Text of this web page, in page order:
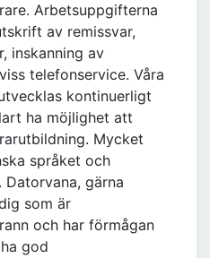
Arbetsuppgifterna
av remissvar,
inskanning av
telefonservice. Våra
kontinuerligt
ha möjlighet att
Mycket
språket och
gärna
som är
och har förmågan
god